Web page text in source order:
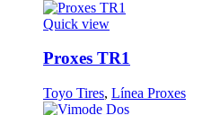
Quick view
Proxes TR1
Toyo Tires, Línea Proxes